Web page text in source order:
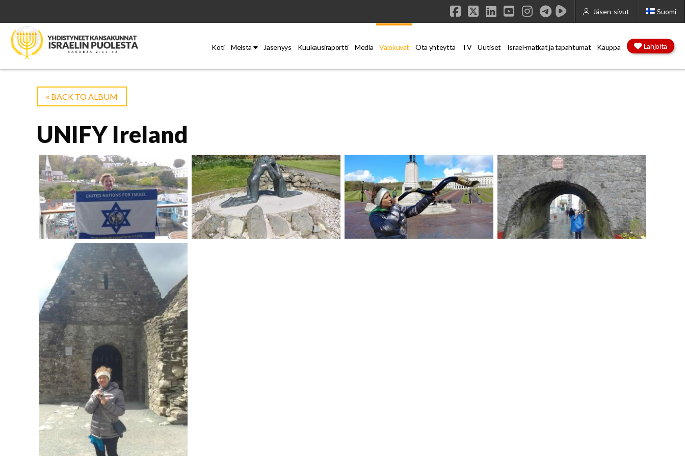
Jäsen-sivut Suomi
Facebook
X LinkedIn
YouTube
Instagram
Koti Meistä Jäsenyys Kuukausiraportti Media Valokuvat Ota yhteyttä TV Uutiset Israel-matkat ja tapahtumat Kauppa Lahjoita
« BACK TO ALBUM
UNIFY Ireland